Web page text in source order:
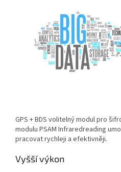
GPS + BDS volitelný modul pro
modulu PSAM Infraredreading
pracovat rychleji a efektivněji.
Vyššívýkon